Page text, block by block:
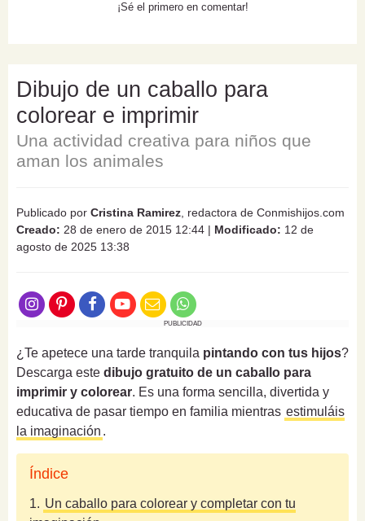
¡Sé el primero en comentar!
Dibujo de un caballo para
colorear e imprimir
Una actividad creativa para niños que
aman los animales
Publicado por Cristina Ramirez, redactora de Conmishijos.com
Creado: 28 de enero de 2015 12:44 | Modificado: 12 de
agosto de 2025 13:38
PUBLICIDAD
¿Te apetece una tarde tranquila pintando con tus hijos?
Descarga este dibujo gratuito de un caballo para
imprimir y colorear. Es una forma sencilla, divertida y
educativa de pasar tiempo en familia mientras estimuláis
la imaginación .
Índice
1. Un caballo para colorear y completar con tu